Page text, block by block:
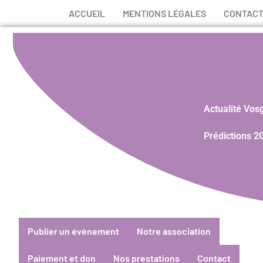
ACCUEIL MENTIONS LÉGALES CONTACT
Actualité
Prédictions
Publier un évènement Notre association
Paiement et don Nos prestations Contact